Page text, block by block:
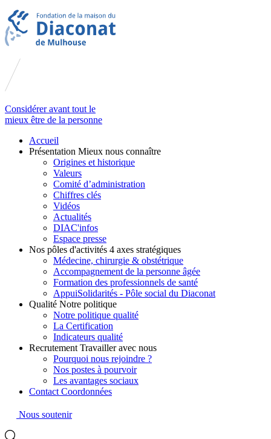
Considérer avant tout le
mieux être de la personne
Accueil
Présentation Mieux nous connaître
Origines et historique
Valeurs
Comité d’administration
Chiffres clés
Vidéos
Actualités
DIAC'infos
Espace presse
Nos pôles d'activités 4 axes stratégiques
Médecine, chirurgie & obstétrique
Accompagnement de la personne âgée
Formation des professionnels de santé
AppuiSolidarités - Pôle social du Diaconat
Qualité Notre politique
Notre politique qualité
La Certification
Indicateurs qualité
Recrutement Travailler avec nous
Pourquoi nous rejoindre ?
Nos postes à pourvoir
Les avantages sociaux
Contact Coordonnées
Nous soutenir